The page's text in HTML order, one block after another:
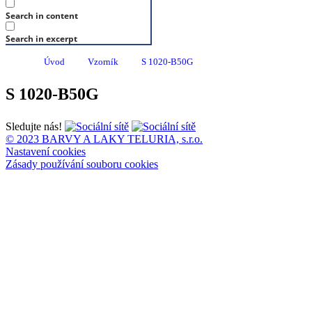
Search in content
Search in excerpt
Úvod Vzorník S 1020-B50G
S 1020-B50G
Sledujte nás!
© 2023 BARVY A LAKY TELURIA, s.r.o.
Nastavení cookies
Zásady používání souboru cookies